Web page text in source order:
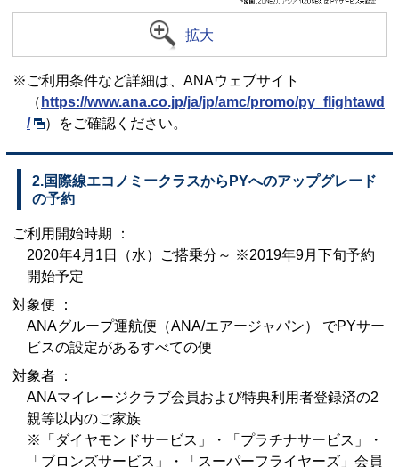
拡大
※ご利用条件など詳細は、ANAウェブサイト
（ https://www.ana.co.jp/ja/jp/amc/promo/py_flightawd
/
）をご確認ください。
2.国際線エコノミークラスからPYへのアップグレード
の予約
ご利用開始時期 ：
2020年4月1日（水）ご搭乗分～ ※2019年9月下旬予約
開始予定
対象便 ：
ANAグループ運航便（ANA/エアージャパン） でPYサー
ビスの設定があるすべての便
対象者 ：
ANAマイレージクラブ会員および特典利用者登録済の2
親等以内のご家族
※「ダイヤモンドサービス」・「プラチナサービス」・
「ブロンズサービス」・「スーパーフライヤーズ」会員